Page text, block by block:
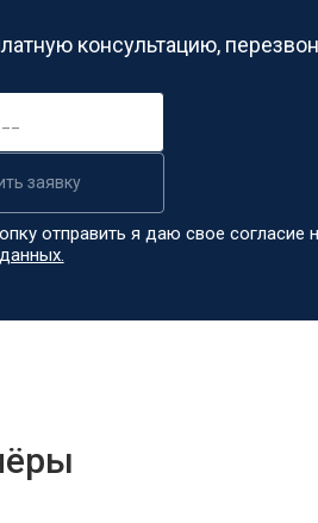
консультацию,
заявку
отправить я даю свое согласие